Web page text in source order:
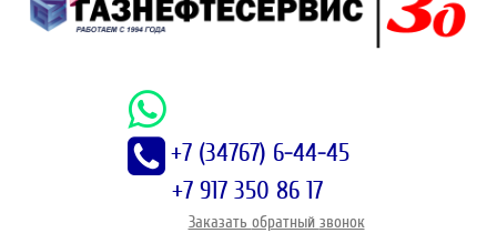
+7 (34767) 6-44-45
+7 917 350 86 17
Заказать обратный звонок